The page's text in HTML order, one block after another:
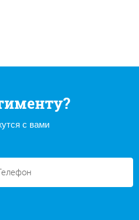
с вами